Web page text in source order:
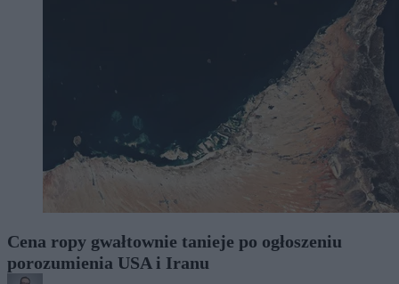
Cena ropy gwałtownie tanieje po ogłoszeniu
porozumienia USA i Iranu